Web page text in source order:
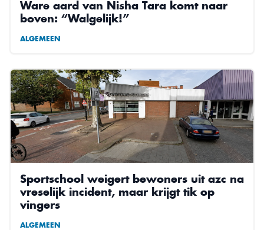
Ware aard van Nisha Tara komt naar
boven: “Walgelijk!”
ALGEMEEN
Sportschool weigert bewoners uit azc na
vreselijk incident, maar krijgt tik op
vingers
ALGEMEEN